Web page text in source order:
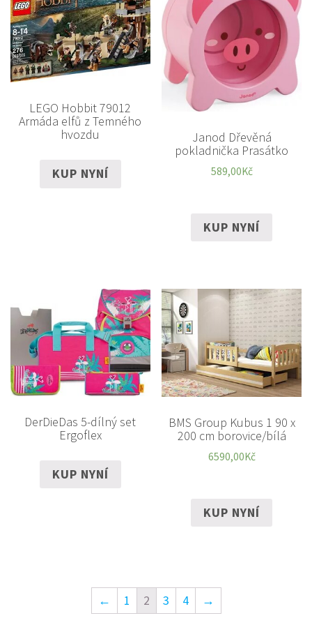
LEGO Hobbit 79012
Armáda elfů z Temného
hvozdu
KUP NYNÍ
Janod Dřevěná
pokladnička Prasátko
589,00Kč
KUP NYNÍ
DerDieDas 5-dílný set
Ergoflex
KUP NYNÍ
BMS Group Kubus 1 90 x
200 cm borovice/bílá
6590,00Kč
KUP NYNÍ
← 1 2 3 4 →